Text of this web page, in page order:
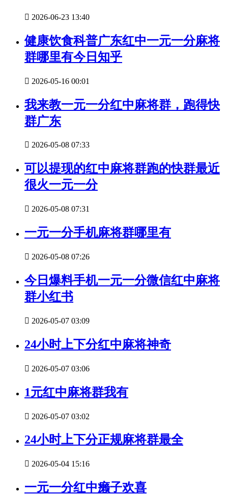
 2026-06-23 13:40
健康饮食科普广东红中一元一分麻将
群哪里有今日知乎
 2026-05-16 00:01
我来教一元一分红中麻将群，跑得快
群广东
 2026-05-08 07:33
可以提现的红中麻将群跑的快群最近
很火一元一分
 2026-05-08 07:31
一元一分手机麻将群哪里有
 2026-05-08 07:26
今日爆料手机一元一分微信红中麻将
群小红书
 2026-05-07 03:09
24小时上下分红中麻将神奇
 2026-05-07 03:06
1元红中麻将群我有
 2026-05-07 03:02
24小时上下分正规麻将群最全
 2026-05-04 15:16
一元一分红中癞子欢喜